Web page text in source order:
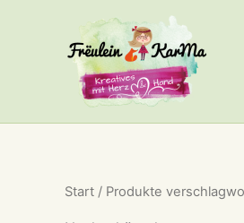
Start / Produkte